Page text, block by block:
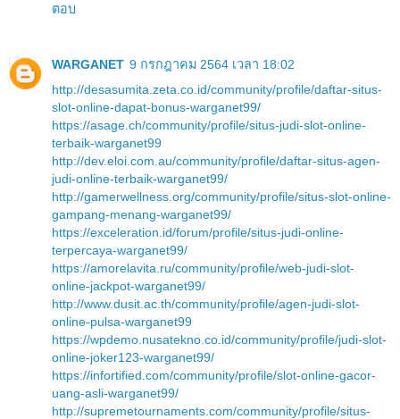
ตอบ
WARGANET 9 กรกฎาคม 2564 เวลา 18:02
http://desasumita.zeta.co.id/community/profile/daftar-situs-
slot-online-dapat-bonus-warganet99/
https://asage.ch/community/profile/situs-judi-slot-online-
terbaik-warganet99
http://dev.eloi.com.au/community/profile/daftar-situs-agen-
judi-online-terbaik-warganet99/
http://gamerwellness.org/community/profile/situs-slot-online-
gampang-menang-warganet99/
https://exceleration.id/forum/profile/situs-judi-online-
terpercaya-warganet99/
https://amorelavita.ru/community/profile/web-judi-slot-
online-jackpot-warganet99/
http://www.dusit.ac.th/community/profile/agen-judi-slot-
online-pulsa-warganet99
https://wpdemo.nusatekno.co.id/community/profile/judi-slot-
online-joker123-warganet99/
https://infortified.com/community/profile/slot-online-gacor-
uang-asli-warganet99/
http://supremetournaments.com/community/profile/situs-